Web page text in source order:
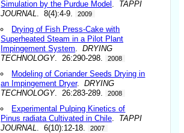
Simulation by the Purdue Model
TAPPI
JOURNAL
. 8(4):4-9. 2009
Drying of Fish Press-Cake with
Superheated Steam in a Pilot Plant
Impingement System .DRYING
TECHNOLOGY. 26:290-298. 2008
Modeling of Coriander Seeds Drying in
an Impingement Dryer.DRYING
TECHNOLOGY. 26:283-289. 2008
Experimental Pulping Kinetics of
Pinus radiata Cultivated in Chile
TAPPI
JOURNAL
. 6(10):12-18. 2007